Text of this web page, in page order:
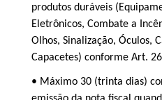
produtos duráveis
Eletrônicos, Combate a
Olhos, Sinalização, Óculos,
Capacetes) conforme Art. 26
• Máximo 30 (trinta dias)